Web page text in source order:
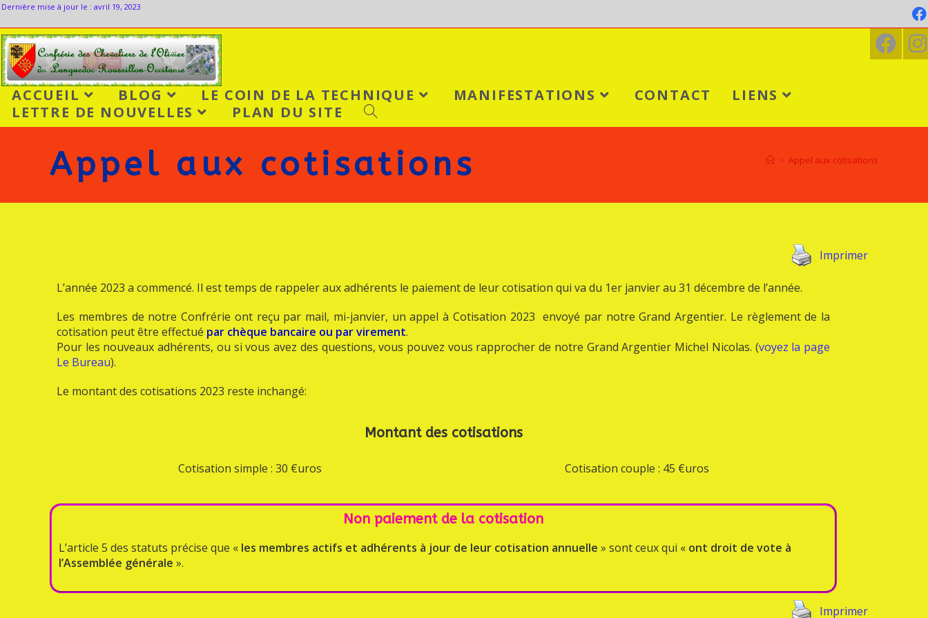
Dernière mise à jour le : avril 19, 2023
ACCUEIL BLOG LE COIN DE LA TECHNIQUE MANIFESTATIONS CONTACT
LIENS
LETTRE DE NOUVELLES
PLAN DU SITE
Appel aux cotisations > Appel aux cotisations
Imprimer
L’année 2023 a commencé. Il est temps de rappeler aux adhérents le paiement de leur cotisation qui va du 1er janvier au 31 décembre de l’année.
Les membres de notre Confrérie ont reçu par mail, mi-janvier, un appel à Cotisation 2023 envoyé par notre Grand Argentier. Le règlement de la
cotisation peut être effectué par chèque bancaire ou par virement.
Pour les nouveaux adhérents, ou si vous avez des questions, vous pouvez vous rapprocher de notre Grand Argentier Michel Nicolas. (voyez la page
Le Bureau).
Le montant des cotisations 2023 reste inchangé:
Montant des cotisations
Cotisation simple : 30 €uros Cotisation couple : 45 €uros
Non paiement de la cotisation
L’article 5 des statuts précise que « les membres actifs et adhérents à jour de leur cotisation annuelle » sont ceux qui « ont droit de vote à
l’Assemblée générale ».
Imprimer